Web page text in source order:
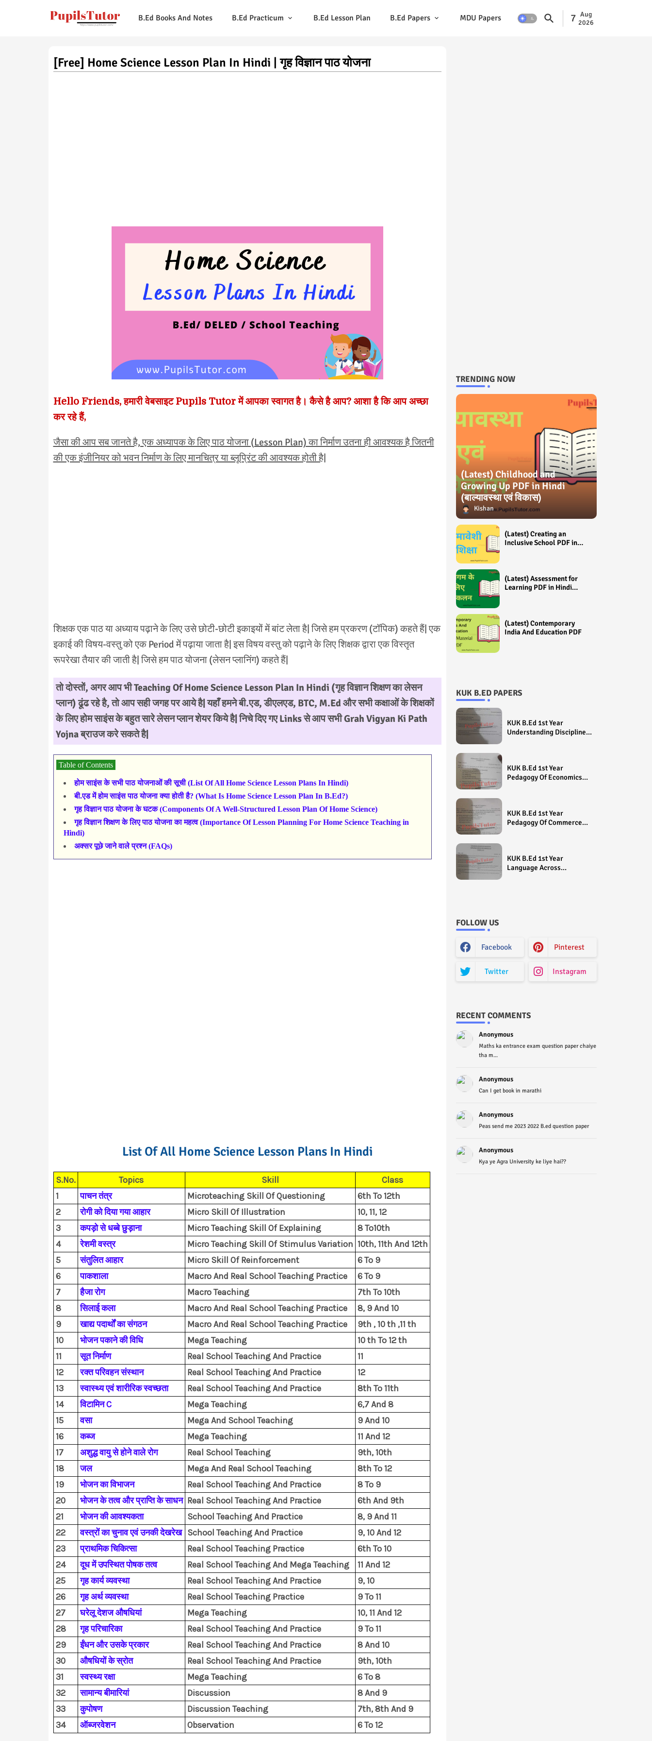
B.Ed Books And Notes B.Ed Practicum B.Ed Lesson Plan B.Ed Papers MDU Papers 7 Aug
2026
[Free] Home Science Lesson Plan In Hindi | गृह विज्ञान पाठ योजना
Hello Friends, हमारी वेबसाइट Pupils Tutor में आपका स्वागत है। कैसे है आप? आशा है कि आप अच्छा
कर रहे हैं,
जैसा की आप सब जानते है, एक अध्यापक के लिए पाठ योजना (Lesson Plan) का निर्माण उतना ही आवश्यक है जितनी
की एक इंजीनियर को भवन निर्माण के लिए मानचित्र या ब्लूप्रिंट की आवश्यक होती है|
शिक्षक एक पाठ या अध्याय पढ़ाने के लिए उसे छोटी-छोटी इकाइयों में बांट लेता है| जिसे हम प्रकरण (टॉपिक) कहते हैं| एक
इकाई की विषय-वस्तु को एक Period में पढ़ाया जाता है| इस विषय वस्तु को पढ़ाने के लिए शिक्षक द्वारा एक विस्तृत
रूपरेखा तैयार की जाती है| जिसे हम पाठ योजना (लेसन प्लानिंग) कहते हैं|
तो दोस्तों, अगर आप भी Teaching OfHome Science Lesson Plan In Hindi (गृह विज्ञान शिक्षण का लेसन
प्लान) ढूंढ रहे है, तो आप सही जगह पर आये है| यहाँ हमने बी.एड, डीएलएड, BTC, M.Ed और सभी कक्षाओं के शिक्षकों
के लिए होम साइंस के बहुत सारे लेसन प्लान शेयर किये है| निचे दिए गए Links से आप सभी Grah Vigyan Ki Path
Yojna ब्राउज करे सकते है|
Table of Contents
होम साइंस के सभी पाठ योजनाओं की सूची (List Of All Home Science Lesson Plans In Hindi)
बी.एड में होम साइंस पाठ योजना क्या होती है? (What Is Home Science Lesson Plan In B.Ed?)
गृह विज्ञान पाठ योजना के घटक (Components Of A Well-Structured Lesson Plan Of Home Science)
गृह विज्ञान शिक्षण के लिए पाठ योजना का महत्व (Importance Of Lesson Planning For Home Science Teaching in
Hindi)
अक्सर पूछे जाने वाले प्रश्न (FAQs)
List Of All Home Science Lesson Plans In Hindi
S.No. Topics Skill
Class
1
पाचन तंत्र Microteaching Skill Of Questioning
6th To 12th
2
रोगी को दिया गया आहार Micro Skill Of Illustration
10, 11, 12
3
कपड़ो से धब्बे छुड़ाना Micro Teaching Skill Of Explaining
8 To10th
4
रेशमी वस्त्र Micro Teaching Skill Of Stimulus Variation 10th, 11th And 12th
5
संतुलित आहार Micro Skill Of Reinforcement
6 To 9
6
पाकशाला Macro And Real School Teaching Practice
6 To 9
7
हैजा रोग Macro Teaching
7th To 10th
8
सिलाई कला Macro And Real School Teaching Practice
8, 9 And 10
9
खाद्य पदार्थों का संगठन Macro And Real School Teaching Practice
9th , 10 th ,11 th
10
भोजन पकाने की विधि Mega Teaching
10 th To 12 th
11
सूत निर्माण Real School Teaching And Practice
11
12
रक्त परिवहन संस्थान Real School Teaching And Practice
12
13
स्वास्थ्य एवं शारीरिक स्वच्छता Real School Teaching And Practice
8th To 11th
14
विटामिन C Mega Teaching
6,7 And 8
15
वसा Mega And School Teaching
9 And 10
16
कब्ज Mega Teaching
11 And 12
17
अशुद्ध वायु से होने वाले रोग Real School Teaching
9th, 10th
18
जल Mega And Real School Teaching
8th To 12
19
भोजन का विभाजन Real School Teaching And Practice
8 To 9
20
भोजन के तत्व और प्राप्ति के साधन Real School Teaching And Practice
6th And 9th
21
भोजन की आवश्यकता School Teaching And Practice
8, 9 And 11
22
वस्त्रों का चुनाव एवं उनकी देखरेख School Teaching And Practice
9, 10 And 12
23
प्राथमिक चिकित्सा Real School Teaching Practice
6th To 10
24
दूध में उपस्थित पोषक तत्व Real School Teaching And Mega Teaching
11 And 12
25
गृह कार्य व्यवस्था Real School Teaching And Practice
9, 10
26
गृह अर्थ व्यवस्था Real School Teaching Practice
9 To 11
27
घरेलू देशज औषधियां Mega Teaching
10, 11 And 12
28
गृह परिचारिका Real School Teaching And Practice
9 To 11
29
ईंधन और उसके प्रकार Real School Teaching And Practice
8 And 10
30
औषधियों के स्रोत Real School Teaching And Practice
9th, 10th
31
स्वस्थ्य रक्षा Mega Teaching
6 To 8
32
सामान्य बीमारियां Discussion
8 And 9
33
कुपोषण Discussion Teaching
7th, 8th And 9
34
ऑब्जरवेशन Observation 6 To 12
TRENDING NOW
(Latest) Childhood and
Growing Up PDF in Hindi
(बाल्यावस्था एवं विकास)
Kishan
(Latest) Creating an
Inclusive School PDF in
(Latest) Assessment for
Learning PDF in Hindi
(Latest) Contemporary
India And Education PDF
KUK B.ED PAPERS
KUK B.Ed 1st Year
Understanding Disciplines
Exam
KUK B.Ed 1st Year
Pedagogy Of Economics
KUK B.Ed 1st Year
Pedagogy Of Commerce
KUK B.Ed 1st Year
Language Across
FOLLOW US
Facebook Pinterest
Twitter Instagram
RECENT COMMENTS
Anonymous
Maths ka entrance exam question paper chaiye
tha m...
Anonymous
Can I get book in marathi
Anonymous
Peas send me 2023 2022 B.ed question paper
Anonymous
Kya ye Agra University ke liye hai??